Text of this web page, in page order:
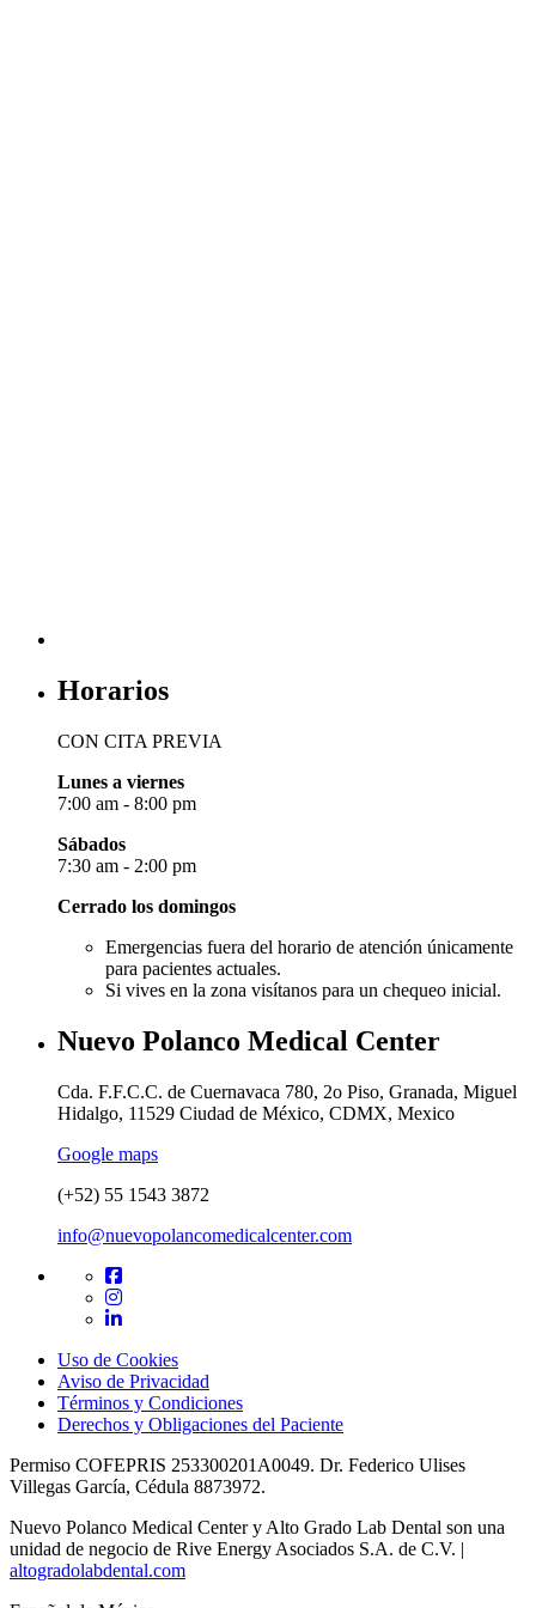
Horarios
CON CITA PREVIA
Lunes a viernes
7:00 am - 8:00 pm
Sábados
7:30 am - 2:00 pm
Cerrado los domingos
Emergencias fuera del horario de atención únicamente
para pacientes actuales.
Si vives en la zona visítanos para un chequeo inicial.
Nuevo Polanco Medical Center
Cda. F.F.C.C. de Cuernavaca 780, 2o Piso, Granada, Miguel
Hidalgo, 11529 Ciudad de México, CDMX, Mexico
Google maps
(+52) 55 1543 3872
info@nuevopolancomedicalcenter.com
Uso de Cookies
Aviso de Privacidad
Términos y Condiciones
Derechos y Obligaciones del Paciente
Permiso COFEPRIS 253300201A0049. Dr. Federico Ulises
Villegas García, Cédula 8873972.
Nuevo Polanco Medical Center y Alto Grado Lab Dental son una
unidad de negocio de Rive Energy Asociados S.A. de C.V. |
altogradolabdental.com